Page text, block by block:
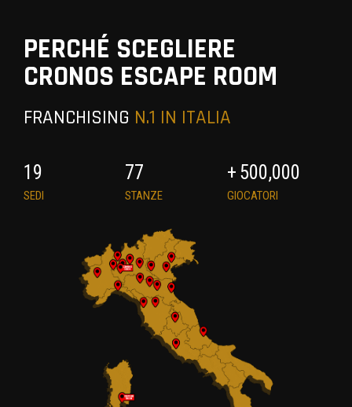
PERCHÉ SCEGLIERE
CRONOS ESCAPE ROOM
FRANCHISING N.1 IN ITALIA
19
SEDI
77
STANZE
+ 500,000
GIOCATORI